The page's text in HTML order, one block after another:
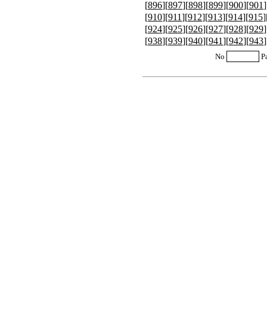
[896][897][898][899][900][901
[910][911][912][913][914][915
[924][925][926][927][928][929
[938][939][940][941][942][943
No